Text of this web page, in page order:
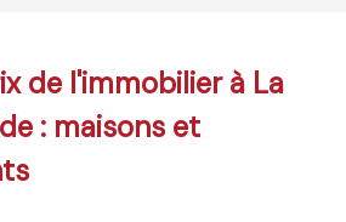
de l'immobilier à La
: maisons et